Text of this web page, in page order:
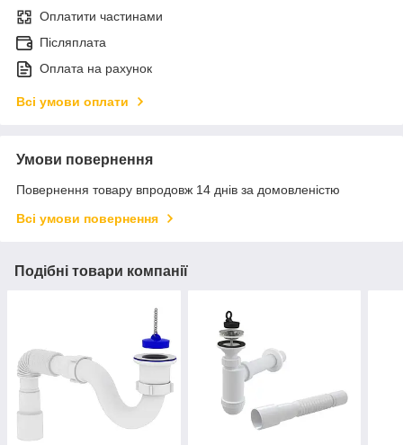
Оплатити частинами
Післяплата
Оплата на рахунок
Всі умови оплати
Умови повернення
Повернення товару впродовж 14 днів за домовленістю
Всі умови повернення
Подібні товари компанії